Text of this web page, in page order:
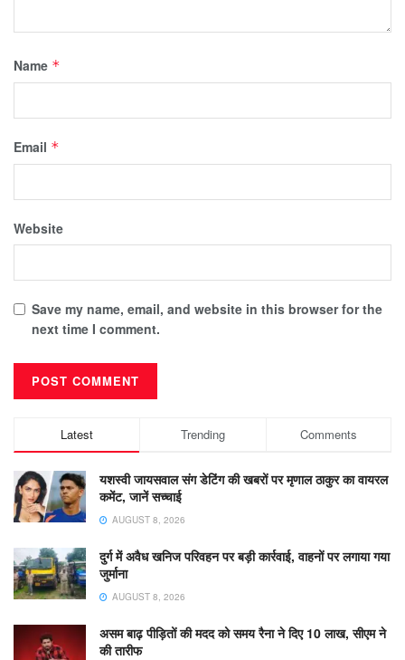
Name *
Email *
Website
Save my name, email, and website in this browser for the
next time I comment.
Latest Trending Comments
यशस्वी जायसवाल संग डेटिंग की खबरों पर मृणाल ठाकुर का वायरल
कमेंट, जानें सच्चाई
AUGUST 8, 2026
दुर्ग में अवैध खनिज परिवहन पर बड़ी कार्रवाई, वाहनों पर लगाया गया
जुर्माना
AUGUST 8, 2026
असम बाढ़ पीड़ितों की मदद को समय रैना ने दिए 10 लाख, सीएम ने
की तारीफ